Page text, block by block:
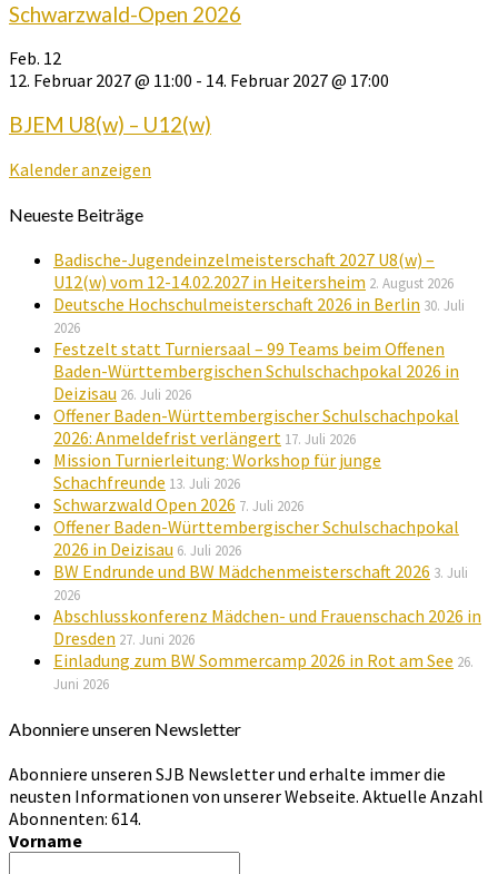
Schwarzwald-Open 2026
Feb. 12
12. Februar 2027 @ 11:00 - 14. Februar 2027 @ 17:00
BJEM U8(w) – U12(w)
Kalender anzeigen
Neueste Beiträge
Badische-Jugendeinzelmeisterschaft 2027 U8(w) –
U12(w) vom 12-14.02.2027 in Heitersheim 2. August 2026
Deutsche Hochschulmeisterschaft 2026 in Berlin 30. Juli
2026
Festzelt statt Turniersaal – 99 Teams beim Offenen
Baden-Württembergischen Schulschachpokal 2026 in
Deizisau 26. Juli 2026
Offener Baden-Württembergischer Schulschachpokal
2026: Anmeldefrist verlängert 17. Juli 2026
Mission Turnierleitung: Workshop für junge
Schachfreunde 13. Juli 2026
Schwarzwald Open 2026 7. Juli 2026
Offener Baden-Württembergischer Schulschachpokal
2026 in Deizisau 6. Juli 2026
BW Endrunde und BW Mädchenmeisterschaft 2026 3. Juli
2026
Abschlusskonferenz Mädchen- und Frauenschach 2026 in
Dresden 27. Juni 2026
Einladung zum BW Sommercamp 2026 in Rot am See 26.
Juni 2026
Abonniere unseren Newsletter
Abonniere unseren SJB Newsletter und erhalte immer die
neusten Informationen von unserer Webseite. Aktuelle Anzahl
Abonnenten: 614.
Vorname